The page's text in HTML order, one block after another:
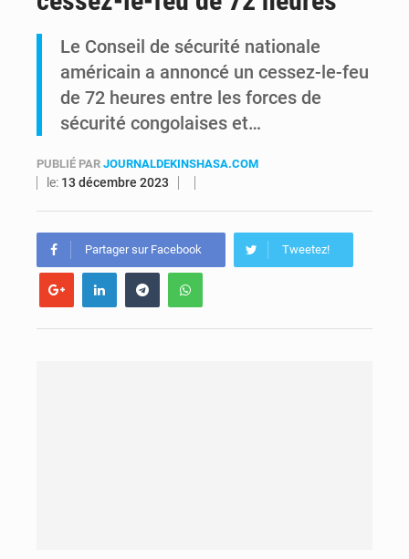
Shadary et Minaku enfin transférés à l’auditorat militaire après 200 jours d’opacité
Le Conseil de sécurité nationale
américain a annoncé un cessez-le-feu
de 72 heures entre les forces de
sécurité congolaises et…
PUBLIÉ PAR JOURNALDEKINSHASA.COM
le: 13 décembre 2023
Partager sur Facebook Tweetez!